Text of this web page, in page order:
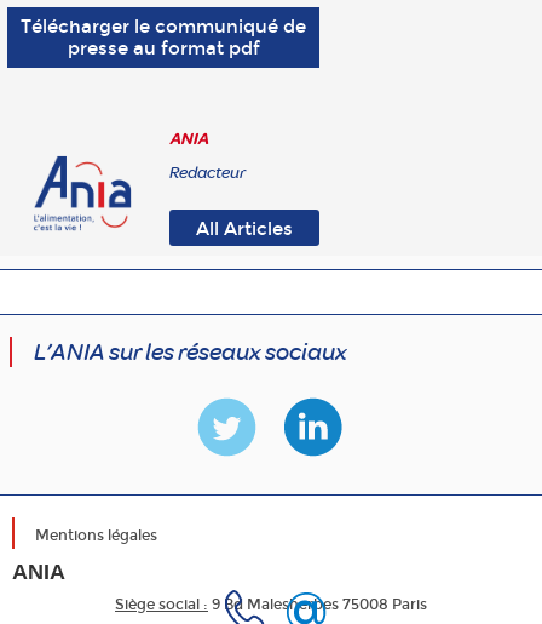
Télécharger le communiqué de
presse au format pdf
ANIA
Redacteur
All Articles
L’ANIA sur les réseaux sociaux
Mentions légales
ANIA
Siège social : 9 Bd Malesherbes 75008 Paris